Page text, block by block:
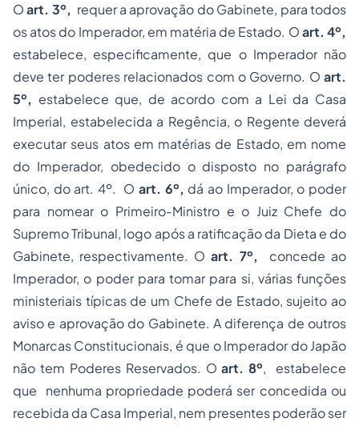
Oart. 3º, requer a aprovação do Gabinete, para todos
os atos do Imperador, em matéria de Estado. Oart. 4º,
estabelece, especificamente, que o Imperador não
deve ter poderes relacionados com o Governo. O art.
5º, estabelece que, de acordo com a Lei da Casa
Imperial, estabelecida a Regência, o Regente deverá
executar seus atos em matérias de Estado, em nome
do Imperador, obedecido o disposto no parágrafo
único, do art. 4º. O art. 6º, dá ao Imperador, o poder
para nomear o Primeiro-Ministro e o Juiz Chefe do
Supremo Tribunal, logo após a ratificação da Dieta e do
Gabinete, respectivamente. Oart. 7º, concede ao
Imperador, o poder para tomar para si, várias funções
ministeriais típicas de um Chefe de Estado, sujeito ao
aviso e aprovação do Gabinete. A diferença de outros
Monarcas Constitucionais, é que o Imperador do Japão
não tem Poderes Reservados. Oart. 8º, estabelece
que nenhuma propriedade poderá ser concedida ou
recebida da Casa Imperial, nem presentes poderão ser